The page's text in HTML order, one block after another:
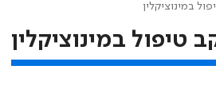
במינוציקלין
טיפול במינוציקלין